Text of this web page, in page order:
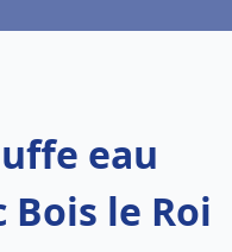
eau
le Roi